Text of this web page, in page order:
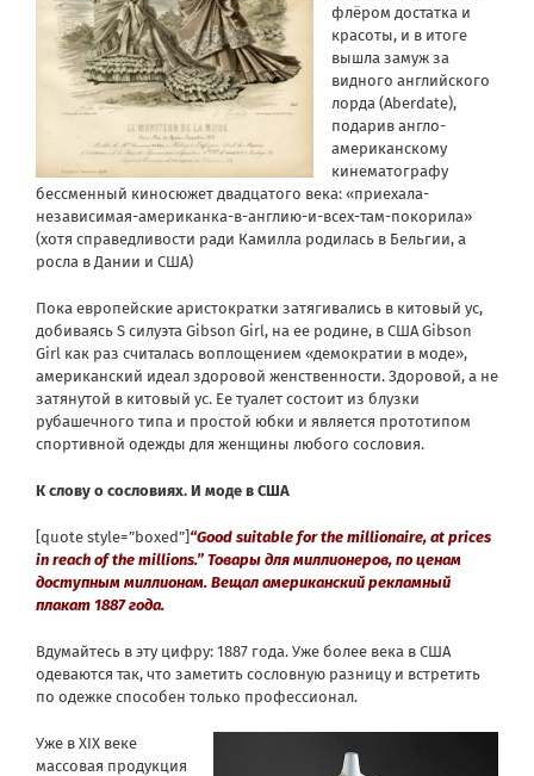
флёром достатка и
красоты, и в итоге
вышла замуж за
видного английского
лорда (Aberdate),
подарив англо-
американскому
кинематографу
бессменный киносюжет двадцатого века: «приехала-
независимая-американка-в-англию-и-всех-там-покорила»
(хотя справедливости ради Кaмилла родилась в Бельгии, а
росла в Дании и США)
Пока европейские аристократки затягивались в китовый ус,
добиваясь S силуэта Gibson Girl, на ее родине, в США Gibson
Girl как раз считалась воплощением «демократии в моде»,
американский идеал здоровой женственности. Здоровой, а не
затянутой в китовый ус. Ее туалет состоит из блузки
рубашечного типа и простой юбки и является прототипом
спортивной одежды для женщины любого сословия.
К слову о сословиях. И моде в США
[quote style=”boxed”]“Good suitable for the millionaire, at prices
in reach of the millions.” Товары для миллионеров, по ценам
доступным миллионам. Вещал американский рекламный
плакат 1887 года.
Вдумайтесь в эту цифру: 1887 года. Уже более века в США
одеваются так, что заметить сословную разницу и встретить
по одежке способен только профессионал.
Уже в XIX веке
массовая продукция